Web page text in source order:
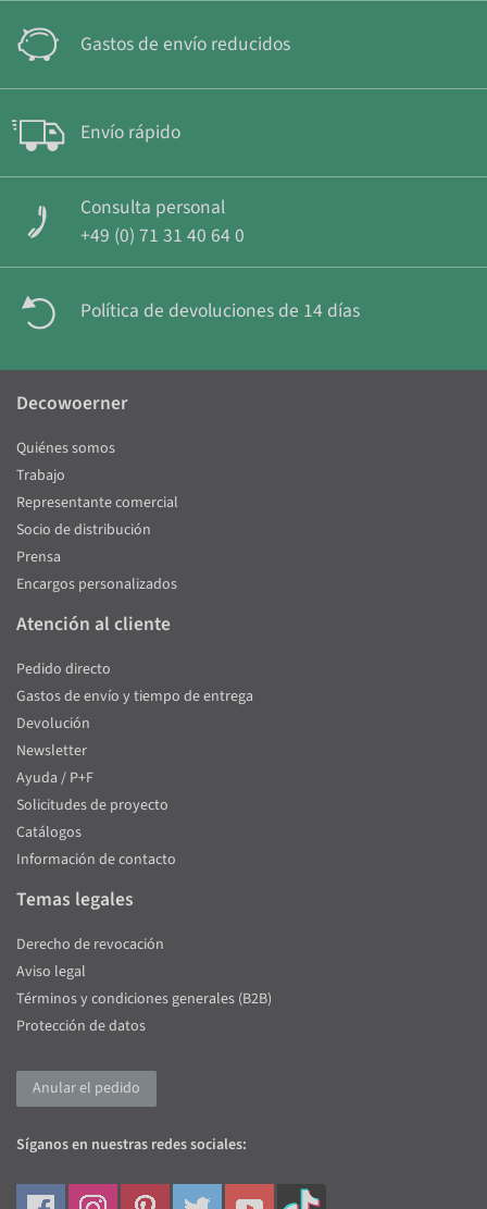
Gastos de envío reducidos
Envío rápido
Consulta personal
+49 (0) 71 31 40 64 0
Política de devoluciones de 14 días
Decowoerner
Quiénes somos
Trabajo
Representante comercial
Socio de distribución
Prensa
Encargos personalizados
Atención al cliente
Pedido directo
Gastos de envío y tiempo de entrega
Devolución
Newsletter
Ayuda / P+F
Solicitudes de proyecto
Catálogos
Información de contacto
Temas legales
Derecho de revocación
Aviso legal
Términos y condiciones generales (B2B)
Protección de datos
Anular el pedido
Síganos en nuestras redes sociales: